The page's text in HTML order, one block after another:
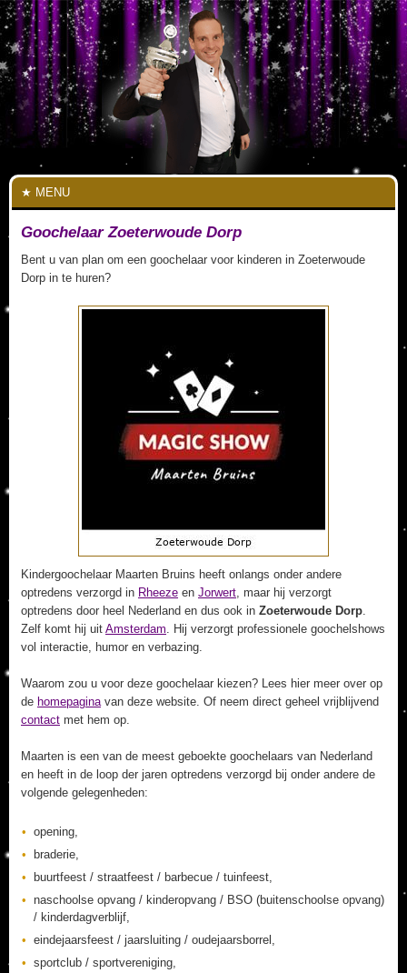
MENU
Goochelaar Zoeterwoude Dorp
Bent u van plan om een goochelaar voor kinderen in Zoeterwoude
Dorp in te huren?
Kindergoochelaar Maarten Bruins heeft onlangs onder andere
optredens verzorgd in Rheeze en Jorwert, maar hij verzorgt
optredens door heel Nederland en dus ook in Zoeterwoude Dorp.
Zelf komt hij uit Amsterdam. Hij verzorgt professionele goochelshows
vol interactie, humor en verbazing.
Waarom zou u voor deze goochelaar kiezen? Lees hier meer over op
de homepaginavan deze website. Of neem direct geheel vrijblijvend
contact met hem op.
Maarten is een van de meest geboekte goochelaars van Nederland
en heeft in de loop der jaren optredens verzorgd bij onder andere de
volgende gelegenheden:
opening,
braderie,
buurtfeest / straatfeest / barbecue / tuinfeest,
naschoolse opvang / kinderopvang / BSO (buitenschoolse opvang)
/ kinderdagverblijf,
eindejaarsfeest / jaarsluiting / oudejaarsborrel,
sportclub / sportvereniging,